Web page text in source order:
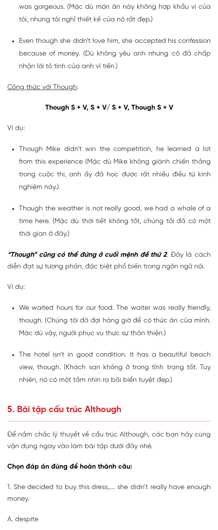
was gorgeous. (Mặc dù món ăn này không hợp khẩu vị của
tôi, nhưng tôi nghĩ thiết kế của nó rất đẹp.)
Even though she didn’t love him, she accepted his confession
because of money. (Dù không yêu anh nhưng cô đã chấp
nhận lời tỏ tình của anh vì tiền.)
Công thức với Though:
Though S + V, S + V/ S + V, Though S + V
Ví dụ:
Though Mike didn’t win the competition, he learned a lot
from this experience (Mặc dù Mike không giành chiến thắng
trong cuộc thi, anh ấy đã học được rất nhiều điều từ kinh
nghiệm này.).
Though the weather is not really good, we had a whale of a
time here. (Mặc dù thời tiết không tốt, chúng tôi đã có một
thời gian ở đây.)
“Though” cũng có thể đứng ở cuối mệnh đề thứ 2. Đây là cách
diễn đạt sự tương phản, đặc biệt phổ biến trong ngôn ngữ nói.
Ví dụ:
We waited hours for our food. The waiter was really friendly,
though. (Chúng tôi đã đợi hàng giờ để có thức ăn của mình.
Mặc dù vậy, người phục vụ thực sự thân thiện.)
The hotel isn’t in good condition. It has a beautiful beach
view, though. (Khách sạn không ở trong tình trạng tốt. Tuy
nhiên, nó có một tầm nhìn ra bãi biển tuyệt đẹp.)
5. Bài tập cấu trúc Although
Để nắm chắc lý thuyết về cấu trúc Although, các bạn hãy cùng
vận dụng ngay vào làm bài tập dưới đây nhé.
Chọn đáp án đúng để hoàn thành câu:
1. She decided to buy this dress,.... she didn’t really have enough
money.
A. despite